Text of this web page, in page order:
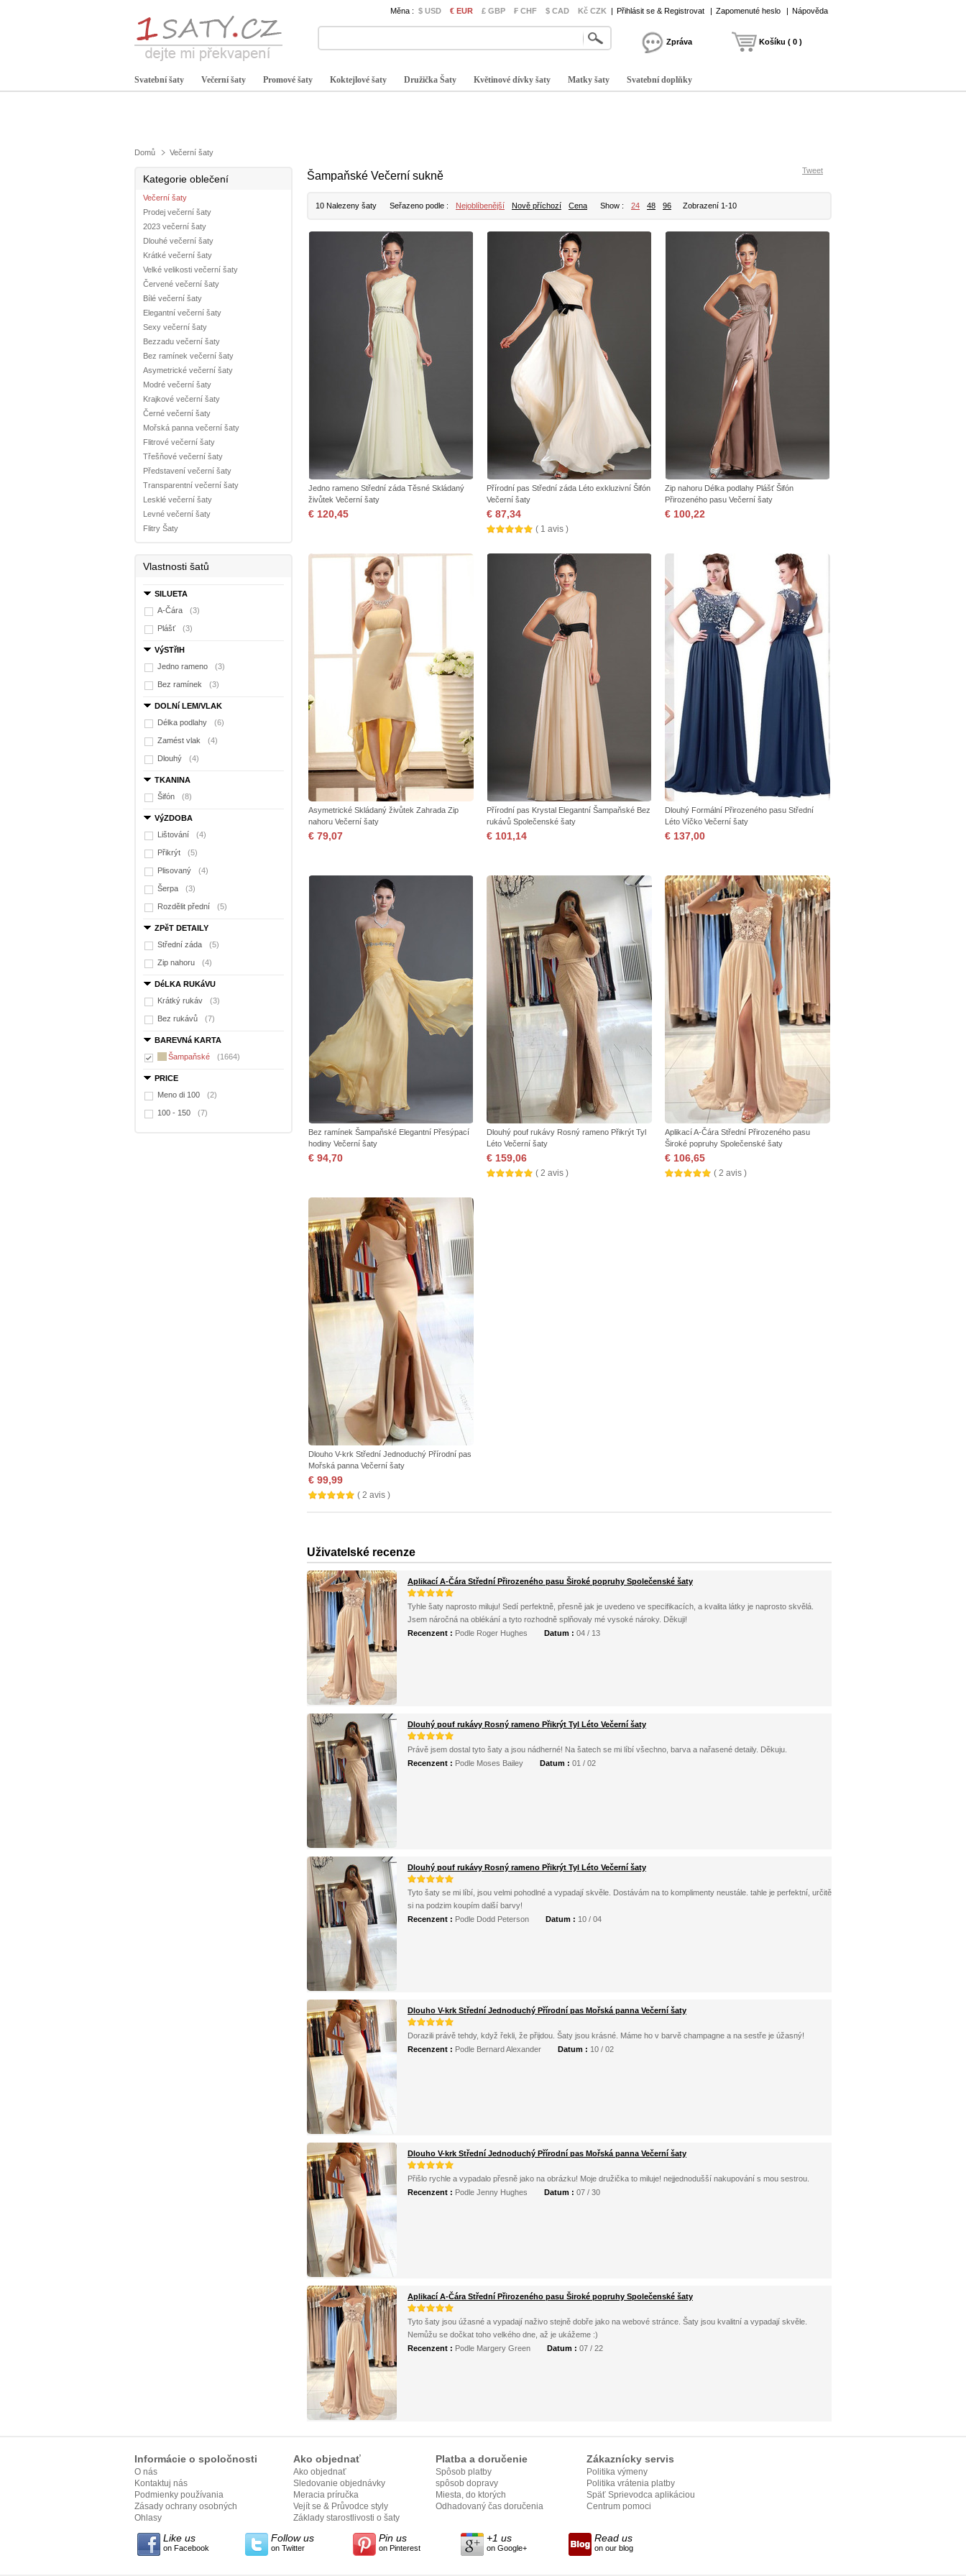
Měna : $ USD € EUR £ GBP ₣ CHF $ CAD Kč CZK | Přihlásit se & Registrovat | Zapomenuté heslo | Nápověda
Zpráva Košíku ( 0 )
Svatební šaty Večerní šaty Promové šaty Koktejlové šaty Družička Šaty Květinové dívky šaty Matky šaty Svatební doplňky
Domů Večerní šaty
Kategorie oblečení
Večerní šaty
Prodej večerní šaty
2023 večerní šaty
Dlouhé večerní šaty
Krátké večerní šaty
Velké velikosti večerní šaty
Červené večerní šaty
Bílé večerní šaty
Elegantní večerní šaty
Sexy večerní šaty
Bezzadu večerní šaty
Bez ramínek večerní šaty
Asymetrické večerní šaty
Modré večerní šaty
Krajkové večerní šaty
Černé večerní šaty
Mořská panna večerní šaty
Flitrové večerní šaty
Třešňové večerní šaty
Představení večerní šaty
Transparentní večerní šaty
Lesklé večerní šaty
Levné večerní šaty
Flitry Šaty
Vlastnosti šatů
SILUETA
A-Čára
(3)
Plášť (3)
VýSTřIH
Jedno rameno
(3)
Bez ramínek (3)
DOLNí LEM/VLAK
Délka podlahy
(6)
Zamést vlak (4)
Dlouhý (4)
TKANINA
Šifón
(8)
VýZDOBA
Lištování
(4)
Přikrýt (5)
Plisovaný (4)
Šerpa (3)
Rozdělit přední (5)
ZPěT DETAILY
Střední záda
(5)
Zip nahoru (4)
DéLKA RUKáVU
Krátký rukáv
(3)
Bez rukávů (7)
BAREVNá KARTA
Šampaňské
(1664)
PRICE
Meno di 100
(2)
100 - 150 (7)
Šampaňské Večerní sukně Tweet
10 Nalezeny šaty Seřazeno podle : Nejoblíbenější Nově příchozí Cena Show : 24 48 96 Zobrazení 1-10
Jedno rameno Střední záda Těsné Skládaný
živůtek Večerní šaty
€ 120,45
Přírodní pas Střední záda Léto exkluzivní Šifón
Večerní šaty
€ 87,34
( 1 avis )
Zip nahoru Délka podlahy Plášť Šifón
Přirozeného pasu Večerní šaty
€ 100,22
Asymetrické Skládaný živůtek Zahrada Zip
nahoru Večerní šaty
€ 79,07
Přírodní pas Krystal Elegantní Šampaňské Bez
rukávů Společenské šaty
€ 101,14
Dlouhý Formální Přirozeného pasu Střední
Léto Víčko Večerní šaty
€ 137,00
Bez ramínek Šampaňské Elegantní Přesýpací
hodiny Večerní šaty
€ 94,70
Dlouhý pouf rukávy Rosný rameno Přikrýt Tyl
Léto Večerní šaty
€ 159,06
( 2 avis )
Aplikací A-Čára Střední Přirozeného pasu
Široké popruhy Společenské šaty
€ 106,65
( 2 avis )
Dlouho V-krk Střední Jednoduchý Přírodní pas
Mořská panna Večerní šaty
€ 99,99
( 2 avis )
Uživatelské recenze
Aplikací A-Čára Střední Přirozeného pasu Široké popruhy Společenské šaty
Tyhle šaty naprosto miluju! Sedí perfektně, přesně jak je uvedeno ve specifikacích, a kvalita látky je naprosto skvělá.
Jsem náročná na oblékání a tyto rozhodně splňovaly mé vysoké nároky. Děkuji!
Recenzent : Podle Roger Hughes Datum : 04 / 13
Dlouhý pouf rukávy Rosný rameno Přikrýt Tyl Léto Večerní šaty
Právě jsem dostal tyto šaty a jsou nádherné! Na šatech se mi líbí všechno, barva a nařasené detaily. Děkuju.
Recenzent : Podle Moses Bailey Datum : 01 / 02
Dlouhý pouf rukávy Rosný rameno Přikrýt Tyl Léto Večerní šaty
Tyto šaty se mi líbí, jsou velmi pohodlné a vypadají skvěle. Dostávám na to komplimenty neustále. tahle je perfektní, určitě
si na podzim koupím další barvy!
Recenzent : Podle Dodd Peterson Datum : 10 / 04
Dlouho V-krk Střední Jednoduchý Přírodní pas Mořská panna Večerní šaty
Dorazili právě tehdy, když řekli, že přijdou. Šaty jsou krásné. Máme ho v barvě champagne a na sestře je úžasný!
Recenzent : Podle Bernard Alexander Datum : 10 / 02
Dlouho V-krk Střední Jednoduchý Přírodní pas Mořská panna Večerní šaty
Přišlo rychle a vypadalo přesně jako na obrázku! Moje družička to miluje! nejjednodušší nakupování s mou sestrou.
Recenzent : Podle Jenny Hughes Datum : 07 / 30
Aplikací A-Čára Střední Přirozeného pasu Široké popruhy Společenské šaty
Tyto šaty jsou úžasné a vypadají naživo stejně dobře jako na webové stránce. Šaty jsou kvalitní a vypadají skvěle.
Nemůžu se dočkat toho velkého dne, až je ukážeme :)
Recenzent : Podle Margery Green Datum : 07 / 22
Informácie o spoločnosti
O nás
Kontaktuj nás
Podmienky používania
Zásady ochrany osobných
údajov
Ohlasy
Ako objednať
Ako objednať
Sledovanie objednávky
Meracia príručka
Vejít se & Průvodce styly
Základy starostlivosti o šaty
Platba a doručenie
Spôsob platby
spôsob dopravy
Miesta, do ktorých
odovzdame
Odhadovaný čas doručenia
Zákaznícky servis
Politika výmeny
Politika vrátenia platby
Späť Sprievodca aplikáciou
Centrum pomoci
Like us
on Facebook
Follow us
on Twitter
Pin us
on Pinterest
+1 us
on Google+
Read us
on our blog